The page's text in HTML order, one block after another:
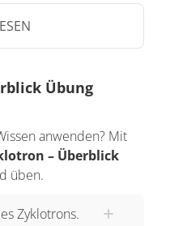
mit einem
der Stecknadel
hineinträufeln.
am Spalt ein
geladenes
Dosenhälften
Übung
anwenden? Mit
– Überblick
üben.
Zyklotrons.